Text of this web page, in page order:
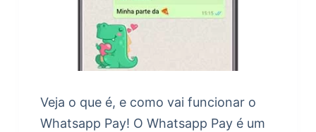
Veja o que é, e como vai funcionar o
Whatsapp Pay! O Whatsapp Pay é um